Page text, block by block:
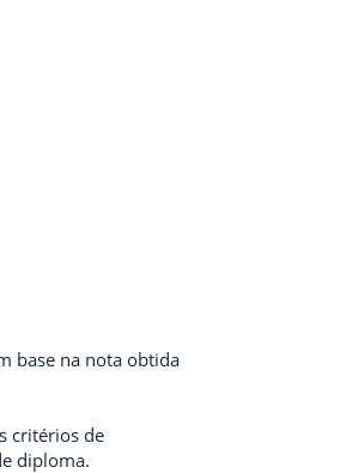
base na nota obtida
critérios de
diploma.